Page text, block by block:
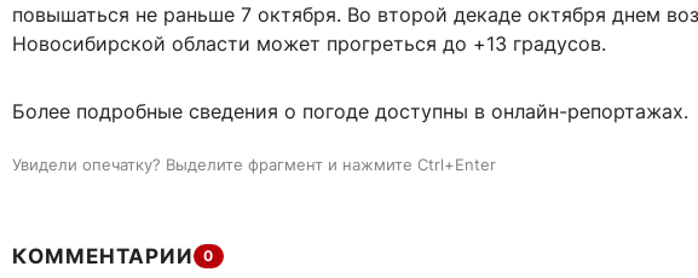
повышаться не раньше 7 октября. Во второй декаде октября днем
Новосибирской области может прогреться до +13 градусов.
Более подробные сведения о погоде доступны в онлайн-репортажах.
Увидели опечатку? Выделите фрагмент и нажмите Ctrl+Enter
КОММЕНТАРИИ 0